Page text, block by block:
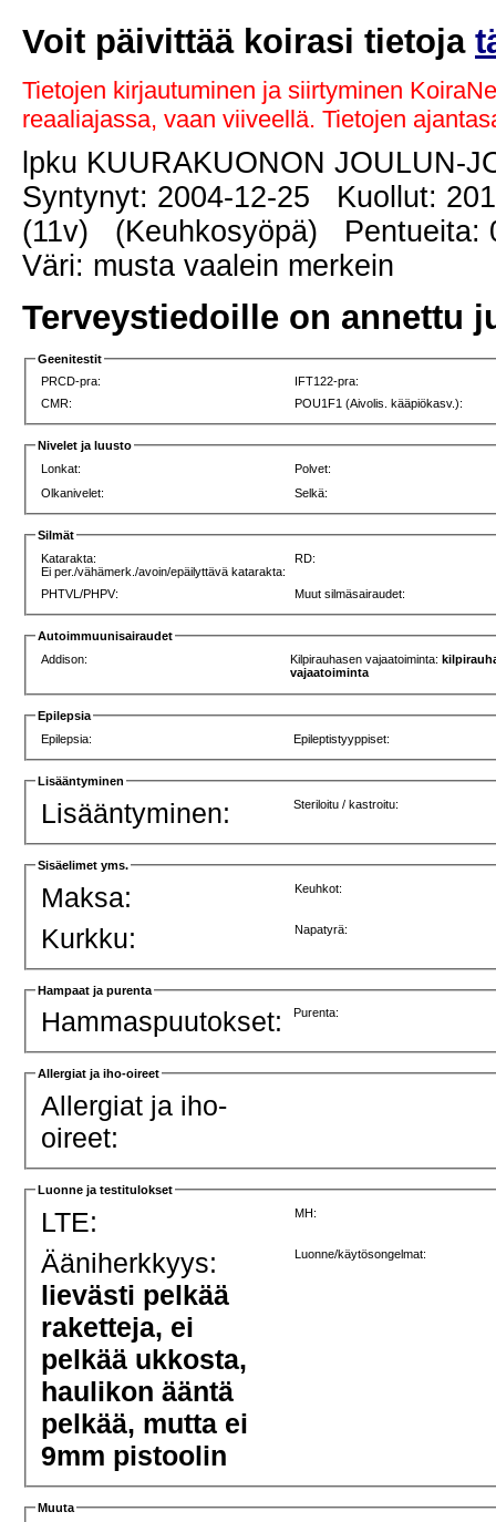
Voit päivittää koirasi tietoja
Tietojen kirjautuminen ja siirtyminen
reaaliajassa, vaan viiveellä. Tietojen
lpku KUURAKUONON JOULUN-
Syntynyt: 2004-12-25 Kuollut:
(11v) (Keuhkosyöpä)
Väri: musta vaalein merkein
Terveystiedoille on annettu
Geenitestit
PRCD-pra:
IFT122-pra:
CMR:
POU1F1 (Aivolis. kääpiökasv.):
Nivelet ja luusto
Lonkat:
Polvet:
Olkanivelet:
Selkä:
Silmät
Katarakta:
Ei per./vähämerk./avoin/epäilyttävä katarakta:
RD:
PHTVL/PHPV: Muut silmäsairaudet:
Autoimmuunisairaudet
Addison:
Kilpirauhasen vajaatoiminta:
vajaatoiminta
Epilepsia
Epilepsia:
Epileptistyyppiset:
Lisääntyminen
Lisääntyminen: Steriloitu / kastroitu:
Sisäelimet yms.
Maksa: Keuhkot:
Kurkku: Napatyrä:
Hampaat ja purenta
Hammaspuutokset: Purenta:
Allergiat ja iho-oireet
Allergiat ja iho-
oireet:
Luonne ja testitulokset
LTE: MH:
Ääniherkkyys:
lievästi pelkää
raketteja, ei
pelkää ukkosta,
haulikon ääntä
pelkää, mutta ei
9mm pistoolin
Luonne/käytösongelmat:
Muuta